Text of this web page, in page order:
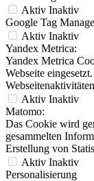
Aktiv Inaktiv
Google Tag
Aktiv Inaktiv
Yandex Metrica:
Yandex Metrica
Webseite
Aktiv Inaktiv
Matomo:
Das Cookie wird
gesammelten
Erstellung von
Aktiv Inaktiv
Personalisierung